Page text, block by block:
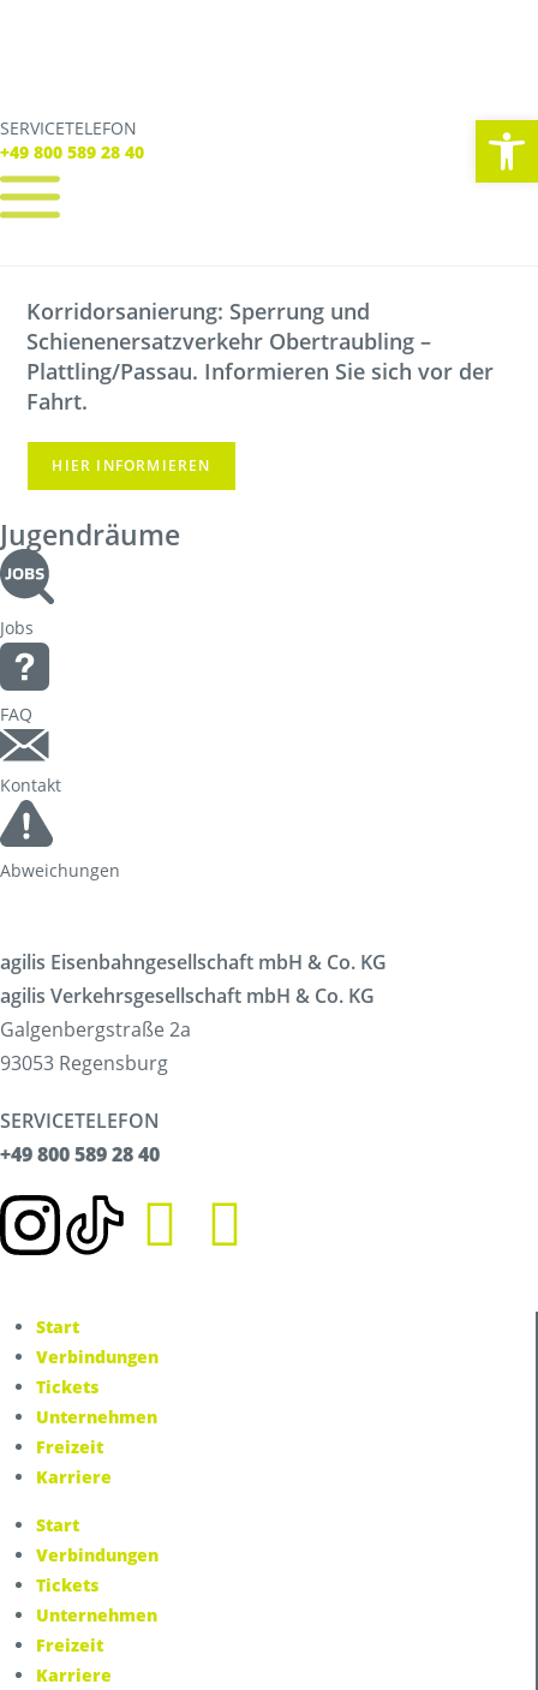
SERVICETELEFON
+49 800 589 28 40
SERVICE TELEFON
+49 800 589 28 40
Verbindungen
Streckennetz
Fahrpläne
Live Verbindungscheck
Korridorsanierung
Baumaßnahmen_RVOF
Tickets
Freizeit
Service
Bestellung Infomaterial
Garantien und Rechte
Fundsachen
Zügig erklärt
FAQ
Über uns
Karriere
Spendenwettbewerb
News
Presse
Kontakt Fahrgäste
Korridorsanierung: Sperrung und
Schienenersatzverkehr Obertraubling –
Plattling/Passau. Informieren Sie sich vor der
Fahrt.
HIER INFORMIEREN
Jugendräume
Jobs
FAQ
Kontakt
Abweichungen
agilis Eisenbahngesellschaft mbH & Co. KG
agilis Verkehrsgesellschaft mbH & Co. KG
Galgenbergstraße 2a
93053 Regensburg
SERVICETELEFON
+49 800 589 28 40
Start
Verbindungen
Tickets
Unternehmen
Freizeit
Karriere
Start
Verbindungen
Tickets
Unternehmen
Freizeit
Karriere